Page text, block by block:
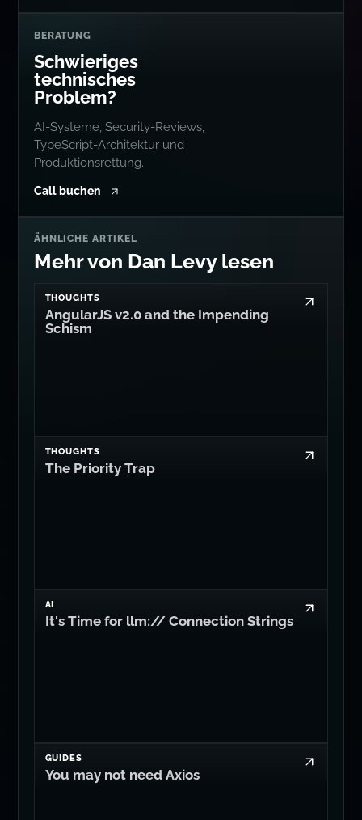
BERATUNG
Schwieriges
technisches
Problem?
AI-Systeme, Security-Reviews,
TypeScript-Architektur und
Produktionsrettung.
Call buchen
ÄHNLICHE ARTIKEL
Mehr von Dan Levy lesen
THOUGHTS
AngularJS v2.0 and the Impending
Schism
THOUGHTS
The Priority Trap
AI
It's Time for llm:// Connection Strings
GUIDES
You may not need Axios